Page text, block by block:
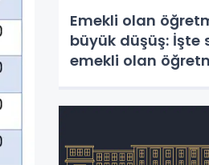
Emekli olan
büyük düşüş: İşte
emekli olan